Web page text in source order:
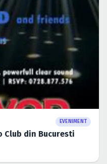
EVENIMENT
Club din Bucuresti